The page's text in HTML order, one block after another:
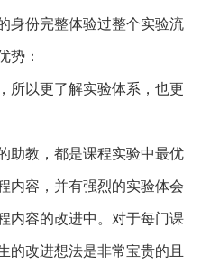
身份完整体验过整个实验流
势：
所以更了解实验体系，也更
助教，都是课程实验中最优
内容，并有强烈的实验体会
内容的改进中。对于每门课
的改进想法是非常宝贵的且